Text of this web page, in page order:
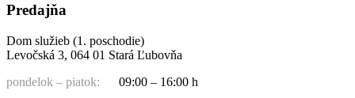
Predajňa
Dom služieb (1. poschodie)
Levočská 3, 064 01 Stará Ľubovňa
pondelok – piatok:
09:00 – 16:00 h